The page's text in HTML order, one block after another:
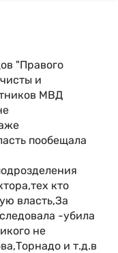
"Правого
и
МВД
пообещала
кто
власть,За
-убила
не
и т.д.в